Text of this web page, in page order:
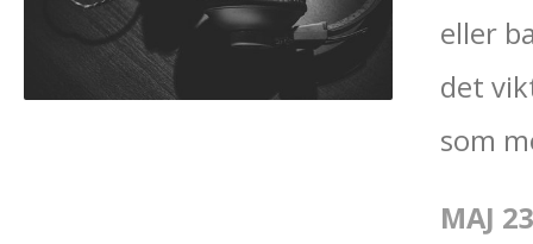
eller
det
som
MAJ